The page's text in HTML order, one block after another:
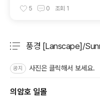
5 0 조회 1
풍경 [Lanscape]/
공지 사진은 클릭해서 보세요.
의암호 일몰